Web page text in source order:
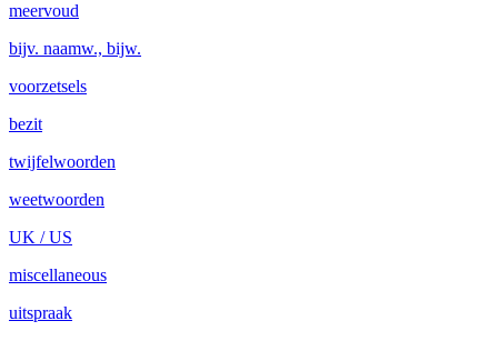
meervoud
bijv. naamw., bijw.
voorzetsels
bezit
twijfelwoorden
weetwoorden
UK / US
miscellaneous
uitspraak